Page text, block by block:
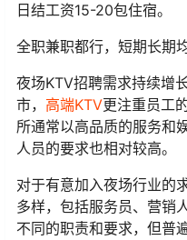
日结工资15-20包住宿。
全职兼职都行，短期长期
夜场KTV招聘需求持续增
市， 高端KTV更注重员工
所通常以高品质的服务和
人员的要求也相对较高。
对于有意加入夜场行业的
多样，包括服务员、营销
不同的职责和要求，但普